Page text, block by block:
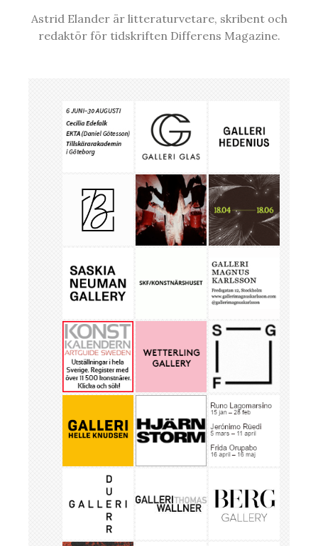
Astrid Elander är litteraturvetare, skribent och
redaktör för tidskriften Differens Magazine.